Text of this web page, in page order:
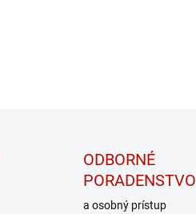
ODBORNÉ
PORADENSTVO
a osobný prístup